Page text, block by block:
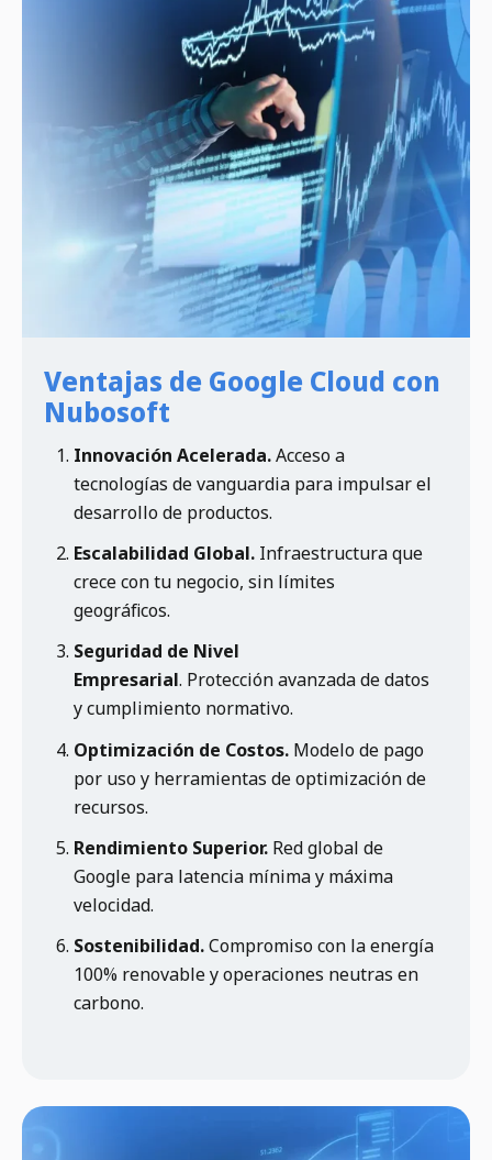
Ventajas de Google Cloud con
Nubosoft
Innovación Acelerada.Acceso a
tecnologías de vanguardia para impulsar el
desarrollo de productos.
Escalabilidad Global. Infraestructura que
crece con tu negocio, sin límites
geográficos.
Seguridad de Nivel
Empresarial. Protección avanzada de datos
y cumplimiento normativo.
Optimización de Costos. Modelo de pago
por uso y herramientas de optimización de
recursos.
Rendimiento Superior. Red global de
Google para latencia mínima y máxima
velocidad.
Sostenibilidad.Compromiso con la energía
100% renovable y operaciones neutras en
carbono.